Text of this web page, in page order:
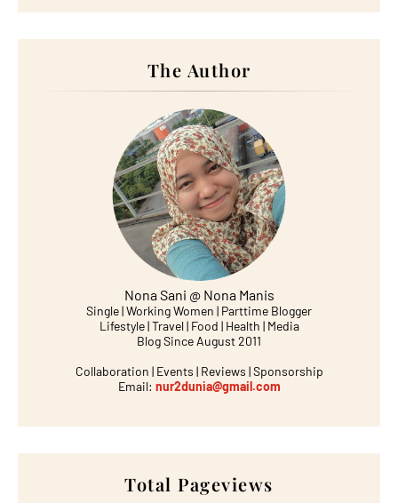
The Author
Nona Sani @ Nona Manis
Single | Working Women | Parttime Blogger
Lifestyle | Travel | Food | Health | Media
Blog Since August 2011
Collaboration | Events | Reviews | Sponsorship
Email: nur2dunia@gmail.com
Total Pageviews